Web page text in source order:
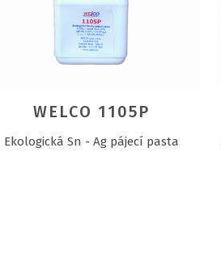
WELCO 1105P
Ekologická Sn - Ag pájecí pasta